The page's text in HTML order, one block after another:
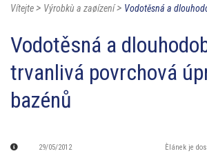
Vítejte> Výrobkù a zaøízení> Vodotěsná a
Vodotěsná a
trvanlivá povrchová
bazénů
29/05/2012 Èlánek je